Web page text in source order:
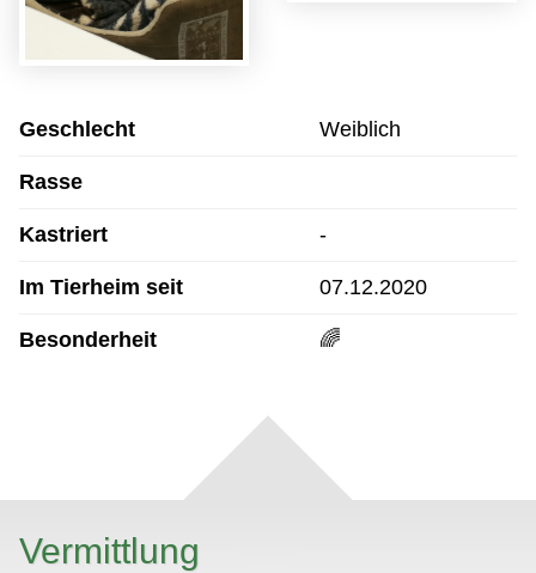
Geschlecht Weiblich
Rasse
Kastriert -
Im Tierheim seit 07.12.2020
Besonderheit 🌈
Vermittlung